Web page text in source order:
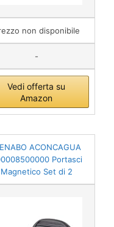
non disponibile
-
Vedi offerta su
Amazon
ACONCAGUA
Portasci
Magnetico Set di 2